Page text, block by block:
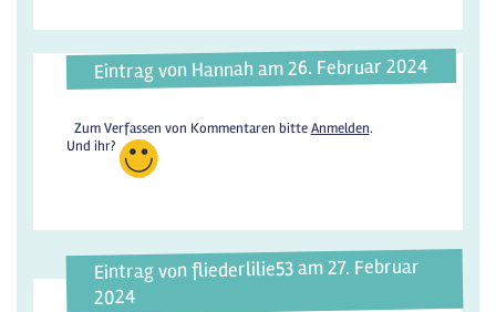
Eintrag von Hannah am 26. Februar 2024
Zum Verfassen von Kommentaren bitteAnmelden.
Und ihr?
Eintrag von fliederlilie53 am 27. Februar
2024